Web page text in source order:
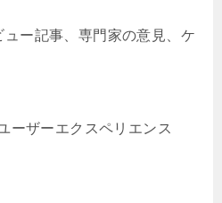
ー記事、専門家の意見、ケ
ーザーエクスペリエンス